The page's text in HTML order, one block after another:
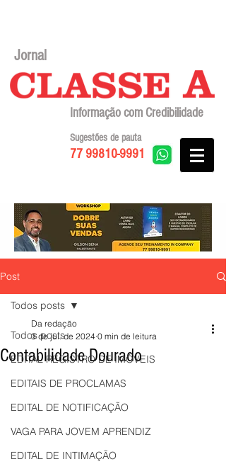
Jornal
Informação com Credibilidade
77 99810-9991
Sugestões de pauta
Post
Todos posts
EDITAL REGISTRO DE IMÓVEIS
EDITAIS DE PROCLAMAS
EDITAL DE NOTIFICAÇÃO
VAGA PARA JOVEM APRENDIZ
EDITAL DE INTIMAÇÃO
Todos posts
Contabilidade Dourado
Da redação
3 de jul. de 2024 0 min de leitura